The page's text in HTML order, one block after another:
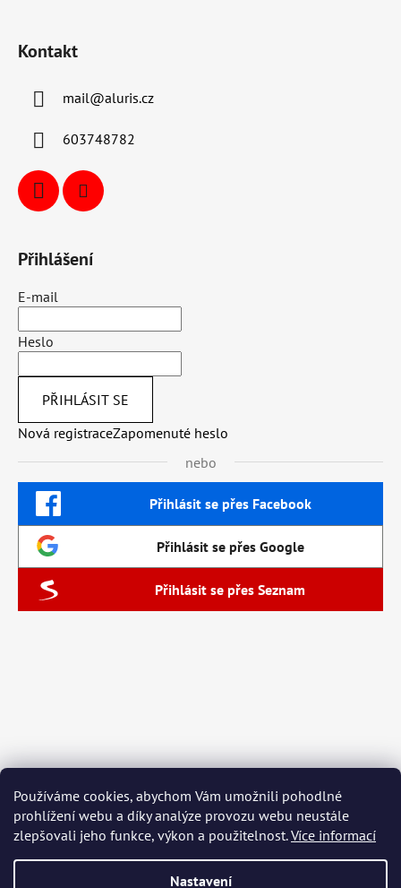
Používáme cookies, abychom Vám umožnili pohodlné
prohlížení webu a díky analýze provozu webu neustále
zlepšovali jeho funkce, výkon a použitelnost.Více informací
Nastavení
Kontakt
mail@aluris.cz
603748782
Přihlášení
E-mail
Heslo
PŘIHLÁSIT SE
Nová registraceZapomenuté heslo
nebo
Přihlásit se přes Facebook
Přihlásit se přes Google
Přihlásit se přes Seznam